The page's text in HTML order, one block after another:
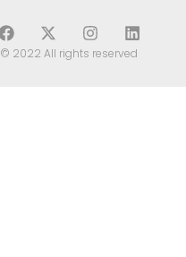
© 2022 All rights reserved